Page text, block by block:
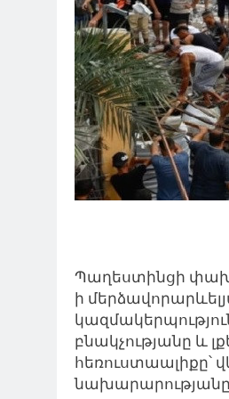
Պաղեստինցի
ի
բնակչությանը և
հեռուստաալիքը՝